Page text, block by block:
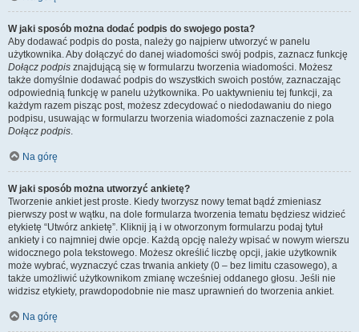
W jaki sposób można dodać podpis do swojego posta?
Aby dodawać podpis do posta, należy go najpierw utworzyć w panelu
użytkownika. Aby dołączyć do danej wiadomości swój podpis, zaznacz funkcję
Dołącz podpis znajdującą się w formularzu tworzenia wiadomości. Możesz
także domyślnie dodawać podpis do wszystkich swoich postów, zaznaczając
odpowiednią funkcję w panelu użytkownika. Po uaktywnieniu tej funkcji, za
każdym razem pisząc post, możesz zdecydować o niedodawaniu do niego
podpisu, usuwając w formularzu tworzenia wiadomości zaznaczenie z pola
Dołącz podpis.
Na górę
W jaki sposób można utworzyć ankietę?
Tworzenie ankiet jest proste. Kiedy tworzysz nowy temat bądź zmieniasz
pierwszy post w wątku, na dole formularza tworzenia tematu będziesz widzieć
etykietę “Utwórz ankietę”. Kliknij ją i w otworzonym formularzu podaj tytuł
ankiety i co najmniej dwie opcje. Każdą opcję należy wpisać w nowym wierszu
widocznego pola tekstowego. Możesz określić liczbę opcji, jakie użytkownik
może wybrać, wyznaczyć czas trwania ankiety (0 – bez limitu czasowego), a
także umożliwić użytkownikom zmianę wcześniej oddanego głosu. Jeśli nie
widzisz etykiety, prawdopodobnie nie masz uprawnień do tworzenia ankiet.
Na górę